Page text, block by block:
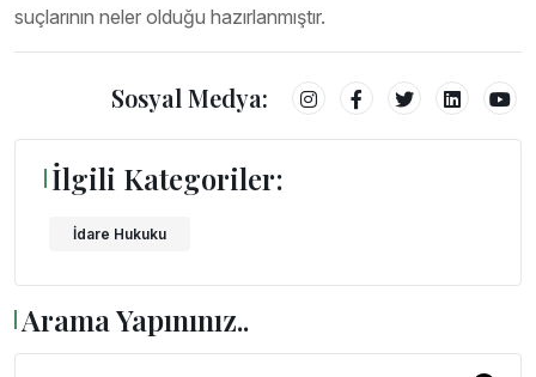
suçlarının neler olduğu hazırlanmıştır.
Sosyal Medya:
İlgili Kategoriler:
İdare Hukuku
Arama Yapınınız..